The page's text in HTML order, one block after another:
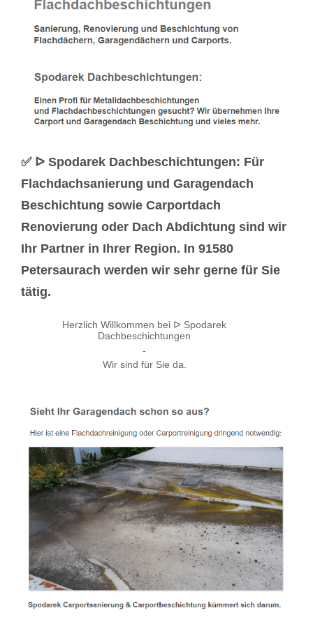
✅ ᐅ Spodarek Dachbeschichtungen: Für
Flachdachsanierung und Garagendach
Beschichtung sowie Carportdach
Renovierung oder Dach Abdichtung sind wir
Ihr Partner in Ihrer Region. In 91580
Petersaurach werden wir sehr gerne für Sie
tätig.
Herzlich Willkommen bei ᐅ Spodarek
Dachbeschichtungen
-
Wir sind für Sie da.